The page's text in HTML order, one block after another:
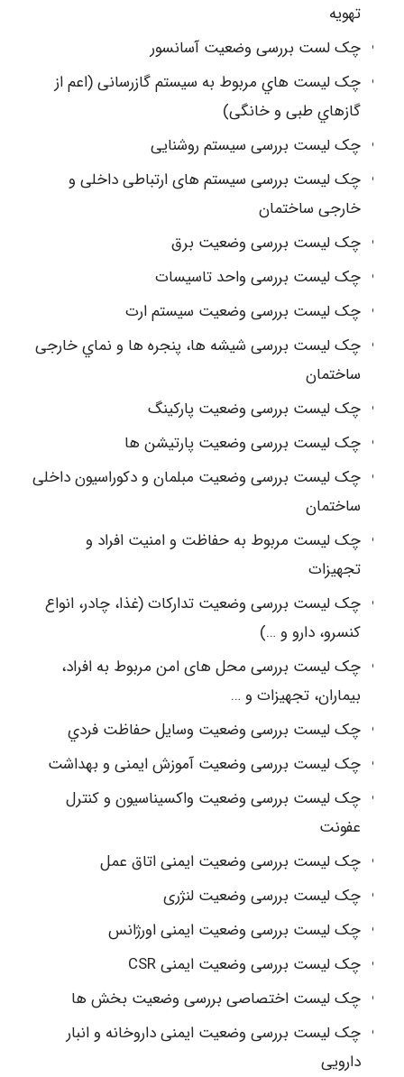
تهویه
چک لست بررسی وضعیت آسانسور
چک لیست هاي مربوط به سیستم گازرسانی (اعم از
گازهاي طبی و خانگی)
چک لیست بررسی سیستم روشنایی
چک لیست بررسی سیستم های ارتباطی داخلی و
خارجی ساختمان
چک لیست بررسی وضعیت برق
چک لیست بررسی واحد تاسیسات
چک لیست بررسی وضعیت سیستم ارت
چک لیست بررسی شیشه ها، پنجره ها و نماي خارجی
ساختمان
چک لیست بررسی وضعیت پارکینگ
چک لیست بررسی وضعیت پارتیشن ها
چک لیست بررسی وضعیت مبلمان و دکوراسیون داخلی
ساختمان
چک لیست مربوط به حفاظت و امنیت افراد و
تجهیزات
چک لیست بررسی وضعیت تدارکات (غذا، چادر، انواع
کنسرو، دارو و …)
چک لیست بررسی محل های امن مربوط به افراد،
بیماران، تجهیزات و …
چک لیست بررسی وضعیت وسایل حفاظت فردي
چک لیست بررسی وضعیت آموزش ایمنی و بهداشت
چک لیست بررسی وضعیت واکسیناسیون و کنترل
عفونت
چک لیست بررسی وضعیت ایمنی اتاق عمل
چک لیست بررسی وضعیت لنژری
چک لیست بررسی وضعیت ایمنی اورژانس
چک لیست بررسی وضعیت ایمنی CSR
چک لیست اختصاصی بررسی وضعیت بخش ها
چک لیست بررسی وضعیت ایمنی داروخانه و انبار
دارویی